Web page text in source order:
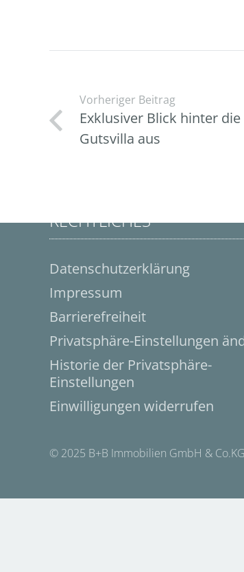
Vorheriger Beitrag
Exklusiver Blick hinter
Gutsvilla aus
RECHTLICHES
Datenschutzerklärung
Impressum
Barrierefreiheit
Privatsphäre-Einstellungen
Historie der Privatsphäre-
Einstellungen
Einwilligungen widerrufen
© 2025 B+B Immobilien GmbH &